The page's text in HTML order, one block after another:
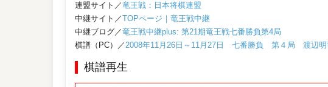
連盟サイト／竜王戦：日本将棋連盟
中継サイト／TOPページ｜竜王戦中継
中継ブログ／竜王戦中継plus: 第21期竜王戦七番勝負第4局
棋譜（PC）／2008年11月26日～11月27日 七番勝負 第４局 渡辺
棋譜再生